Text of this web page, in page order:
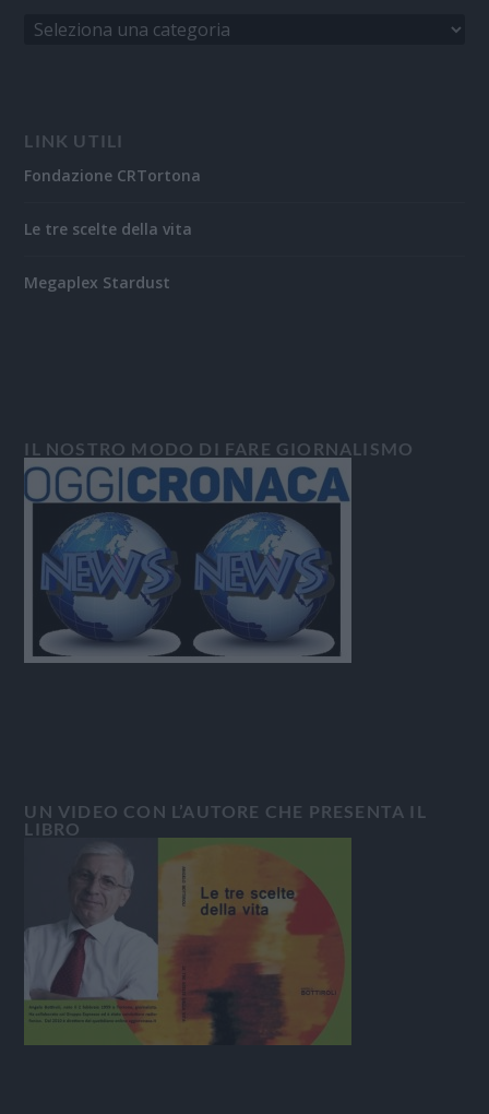
LINK UTILI
Fondazione CRTortona
Le tre scelte della vita
Megaplex Stardust
IL NOSTRO MODO DI FARE GIORNALISMO
UN VIDEO CON L’AUTORE CHE PRESENTA IL
LIBRO